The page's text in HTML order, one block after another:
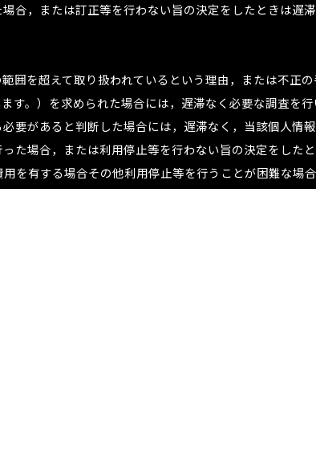
，または訂正等を行わない旨の決定をしたときは遅滞
を超えて取り扱われているという理由，または不正
す。）を求められた場合には，遅滞なく必要な調査を行
があると判断した場合には，遅滞なく，当該個人情報
場合，または利用停止等を行わない旨の決定をしたと
有する場合その他利用停止等を行うことが困難な場